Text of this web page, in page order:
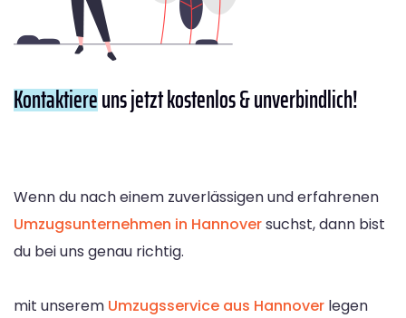
Kontaktiereuns jetzt kostenlos & unverbindlich!
Wenn du nach einem zuverlässigen und erfahrenen
Umzugsunternehmen in Hannoversuchst, dann bist
du bei uns genau richtig.
mit unserem Umzugsservice aus Hannover legen